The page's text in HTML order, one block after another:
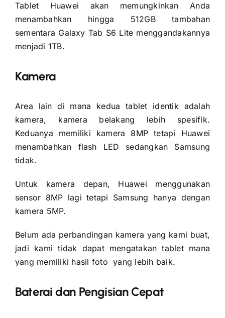
Tablet Huawei akan memungkinkan Anda
menambahkan hingga 512GB tambahan
sementara Galaxy Tab S6 Lite menggandakannya
menjadi 1TB.
Kamera
Area lain di mana kedua tablet identik adalah
kamera, kamera belakang lebih spesifik.
Keduanya memiliki kamera 8MP tetapi Huawei
menambahkan flash LED sedangkan Samsung
tidak.
Untuk kamera depan, Huawei menggunakan
sensor 8MP lagi tetapi Samsung hanya dengan
kamera 5MP.
Belum ada perbandingan kamera yang kami buat,
jadi kami tidak dapat mengatakan tablet mana
yang memiliki hasil foto yang lebih baik.
Baterai dan Pengisian Cepat